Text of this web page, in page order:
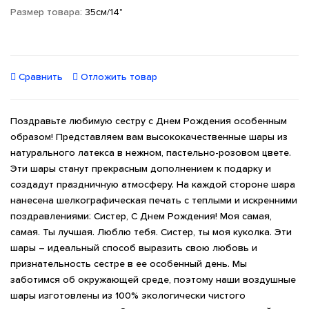
Размер товара: 35см/14"
Сравнить Отложить товар
Поздравьте любимую сестру с Днем Рождения особенным
образом! Представляем вам высококачественные шары из
натурального латекса в нежном, пастельно-розовом цвете.
Эти шары станут прекрасным дополнением к подарку и
создадут праздничную атмосферу. На каждой стороне шара
нанесена шелкографическая печать с теплыми и искренними
поздравлениями: Систер, С Днем Рождения! Моя самая,
самая. Ты лучшая. Люблю тебя. Систер, ты моя куколка. Эти
шары – идеальный способ выразить свою любовь и
признательность сестре в ее особенный день. Мы
заботимся об окружающей среде, поэтому наши воздушные
шары изготовлены из 100% экологически чистого